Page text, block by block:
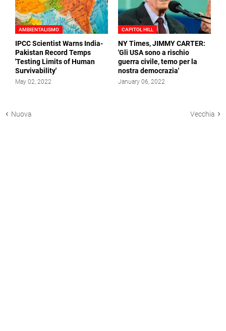
AMBIENTALISMO
IPCC Scientist Warns India-
Pakistan Record Temps
'Testing Limits of Human
Survivability'
May 02, 2022
CAPITOL HILL
NY Times, JIMMY CARTER:
'Gli USA sono a rischio
guerra civile, temo per la
nostra democrazia'
January 06, 2022
Nuova Vecchia